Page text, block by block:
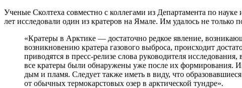
Ученые Сколтеха совместно с коллегами из Департамента по
лет исследовали один из кратеров на Ямале. Им удалось не только
«Кратеры в Арктике — достаточно редкое явление,
возникновению кратера газового выброса, происходит
приводятся в пресс-релизе слова руководителя
все кратеры были обнаружены уже после их формирования.
дым и пламя. Следует также иметь в виду, что
от обычных термокарстовых озер в арктической тундре».